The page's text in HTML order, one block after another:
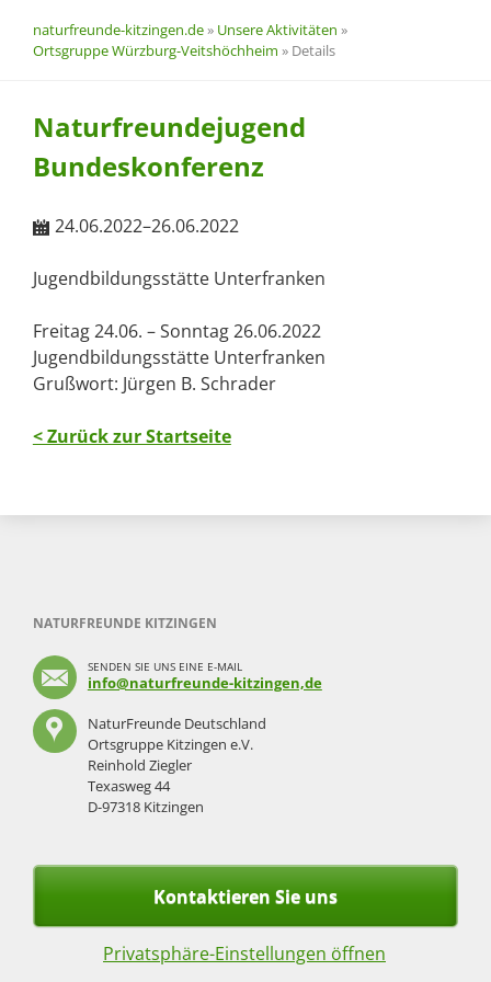
naturfreunde-kitzingen.de» Unsere Aktivitäten »
Ortsgruppe Würzburg-Veitshöchheim » Details
Naturfreundejugend
Bundeskonferenz
24.06.2022–26.06.2022
Jugendbildungsstätte Unterfranken
Freitag 24.06. – Sonntag 26.06.2022
Jugendbildungsstätte Unterfranken
Grußwort: Jürgen B. Schrader
< Zurück zur Startseite
NATURFREUNDE KITZINGEN
SENDEN SIE UNS EINE E-MAIL
info@naturfreunde-kitzingen,de
NaturFreunde Deutschland
Ortsgruppe Kitzingen e.V.
Reinhold Ziegler
Texasweg 44
D-97318 Kitzingen
Kontaktieren Sie uns
Privatsphäre-Einstellungen öffnen